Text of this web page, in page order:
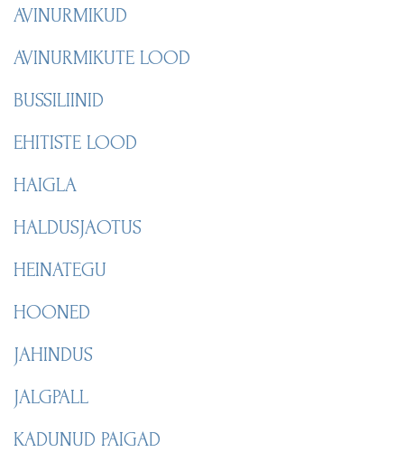
AVINURMIKUD
AVINURMIKUTE LOOD
BUSSILIINID
EHITISTE LOOD
HAIGLA
HALDUSJAOTUS
HEINATEGU
HOONED
JAHINDUS
JALGPALL
KADUNUD PAIGAD